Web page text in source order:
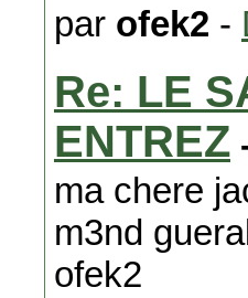
par ofek2 -
Re: LE
ENTREZ
ma chere
m3nd
ofek2